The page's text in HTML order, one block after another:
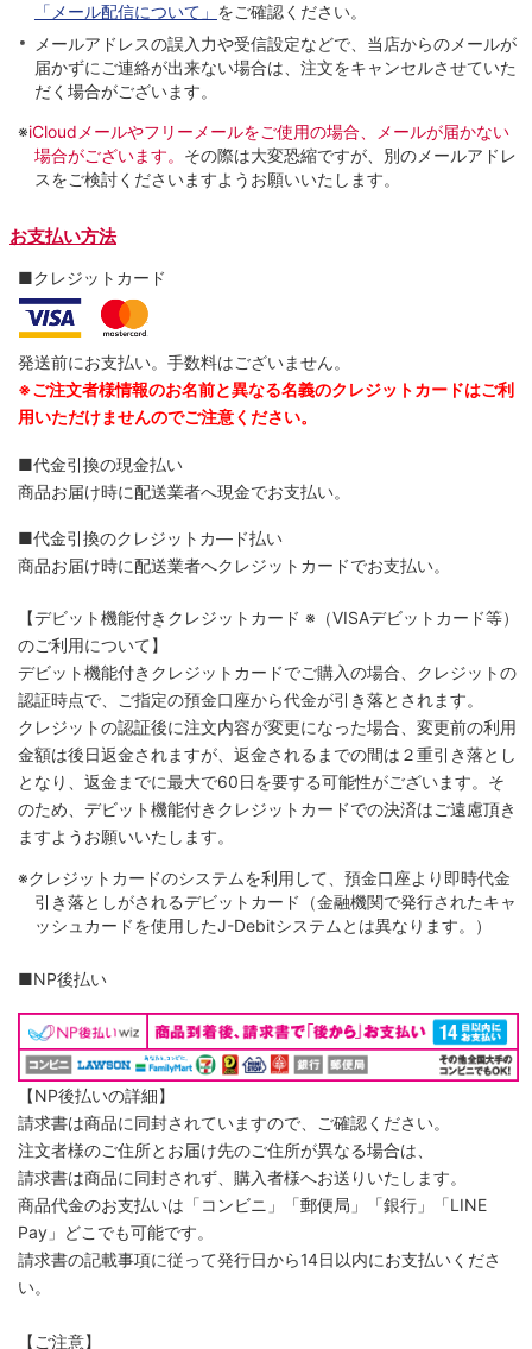
「メール配信について」 をご確認ください。
メールアドレスの誤入力や受信設定などで、当店からのメールが
届かずにご連絡が出来ない場合は、注文をキャンセルさせていた
だく場合がございます。
※iCloudメールやフリーメールをご使用の場合、メールが届かない
場合がございます。 その際は大変恐縮ですが、別のメールアドレ
スをご検討くださいますようお願いいたします。
お支払い方法
■クレジットカード
発送前にお支払い。手数料はございません。
※ご注文者様情報のお名前と異なる名義のクレジットカードはご利
用いただけませんのでご注意ください。
■代金引換の現金払い
商品お届け時に配送業者へ現金でお支払い。
■代金引換のクレジットカ―ド払い
商品お届け時に配送業者へクレジットカードでお支払い。
【デビット機能付きクレジットカード ※（VISAデビットカード等）
のご利用について】
デビット機能付きクレジットカードでご購入の場合、クレジットの
認証時点で、ご指定の預金口座から代金が引き落とされます。
クレジットの認証後に注文内容が変更になった場合、変更前の利用
金額は後日返金されますが、返金されるまでの間は２重引き落とし
となり、返金までに最大で60日を要する可能性がございます。そ
のため、デビット機能付きクレジットカードでの決済はご遠慮頂き
ますようお願いいたします。
※クレジットカードのシステムを利用して、預金口座より即時代金
引き落としがされるデビットカード（金融機関で発行されたキャ
ッシュカードを使用したJ-Debitシステムとは異なります。）
■NP後払い
【NP後払いの詳細】
請求書は商品に同封されていますので、ご確認ください。
注文者様のご住所とお届け先のご住所が異なる場合は、
請求書は商品に同封されず、購入者様へお送りいたします。
商品代金のお支払いは「コンビニ」「郵便局」「銀行」「LINE
Pay」どこでも可能です。
請求書の記載事項に従って発行日から14日以内にお支払いくださ
い。
【ご注意】